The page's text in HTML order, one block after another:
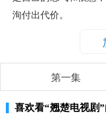
洵付出代价。
第一集
喜欢看“翘楚电视剧”